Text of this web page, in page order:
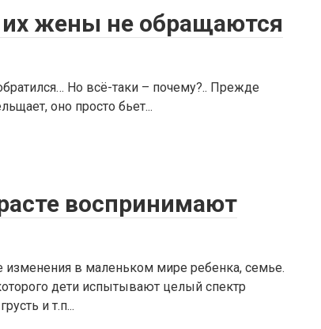
жены не обращаются
Но всё-таки – почему?.. Прежде
оно просто бьет...
воспринимают
изменения в маленьком мире ребенка, семье.
дети испытывают целый спектр
и т.п...